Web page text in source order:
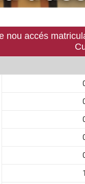
nou accés